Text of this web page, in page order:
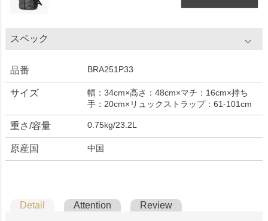
スペック
品番 BRA251P33
サイズ
幅：34cm×高さ：48cm×マチ：16cm×持ち
手：20cm×リュックストラップ：61-101cm
重さ/容量 0.75kg/23.2L
原産国 中国
Detail Attention Review